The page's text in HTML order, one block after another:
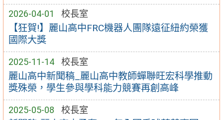
2026-04-01 校長室
【狂賀!】麗山高中FRC機器人團隊遠征紐約榮獲
國際大獎
2025-11-14 校長室
麗山高中新聞稿_麗山高中教師蟬聯旺宏科學推動
獎殊榮，學生參與學科能力競賽再創高峰
2025-05-08 校長室